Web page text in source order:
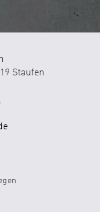
Staufen